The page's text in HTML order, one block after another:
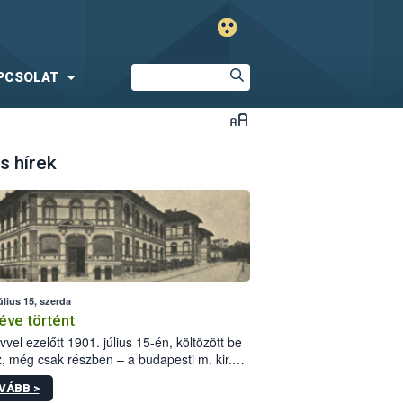
hírek
15, szerda
történt
ezelőtt 1901. július 15-én, költözött be
még csak részben – a budapesti m. kir.
állomás a Kis Rókus utca
alatti, Czigler Győző által tervezett új
>